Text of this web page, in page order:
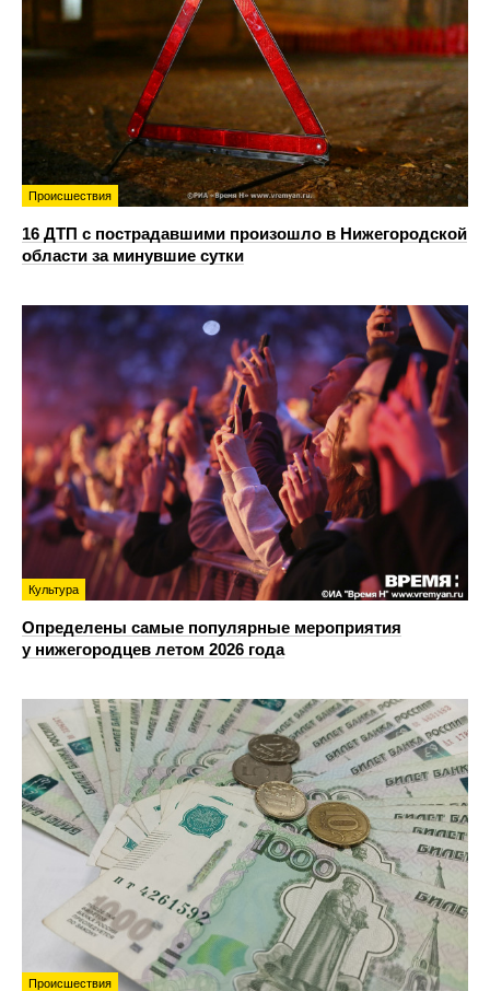
Происшествия
16 ДТП с пострадавшими произошло в Нижегородской
области за минувшие сутки
Культура
Определены самые популярные мероприятия
у нижегородцев летом 2026 года
Происшествия